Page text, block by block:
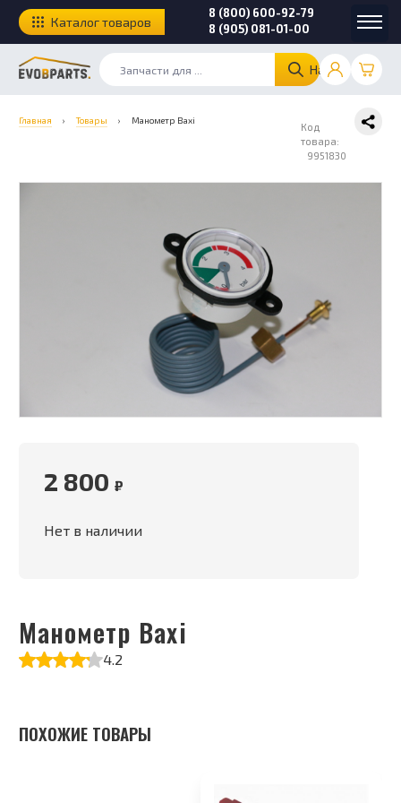
Найти
8 (800) 600-92-79
8 (905) 081-01-00
Каталог товаров
Главная › Товары › Манометр Baxi
Код
товара:
9951830
Манометр Baxi
4.2
2 800 ₽
Нет в наличии
ПОХОЖИЕ ТОВАРЫ